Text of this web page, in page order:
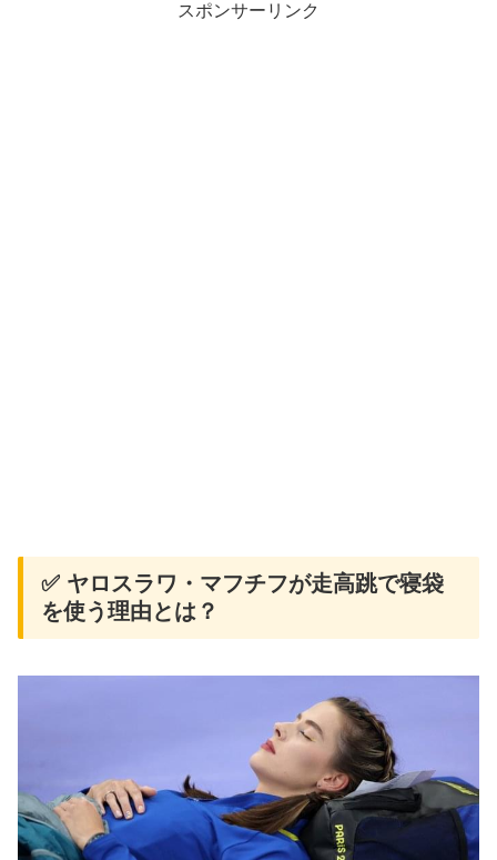
スポンサーリンク
✅ ヤロスラワ・マフチフが走高跳で寝袋
を使う理由とは？